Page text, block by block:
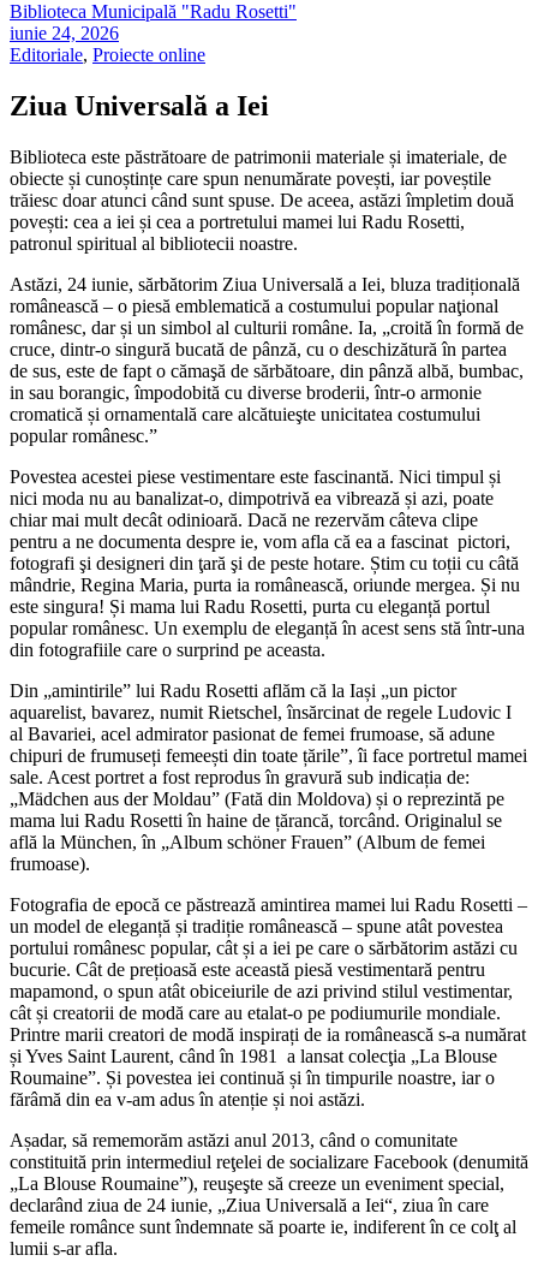
Biblioteca Municipală "Radu Rosetti"
iunie 24, 2026
Editoriale, Proiecte online
Ziua Universală a Iei
Biblioteca este păstrătoare de patrimonii materiale și imateriale, de
obiecte și cunoștințe care spun nenumărate povești, iar poveștile
trăiesc doar atunci când sunt spuse. De aceea, astăzi împletim două
povești: cea a iei și cea a portretului mamei lui Radu Rosetti,
patronul spiritual al bibliotecii noastre.
Astăzi, 24 iunie, sărbătorim Ziua Universală a Iei, bluza tradițională
românească – o piesă emblematică a costumului popular naţional
românesc, dar și un simbol al culturii române. Ia, „croită în formă de
cruce, dintr-o singură bucată de pânză, cu o deschizătură în partea
de sus, este de fapt o cămaşă de sărbătoare, din pânză albă, bumbac,
in sau borangic, împodobită cu diverse broderii, într-o armonie
cromatică și ornamentală care alcătuieşte unicitatea costumului
popular românesc.”
Povestea acestei piese vestimentare este fascinantă. Nici timpul și
nici moda nu au banalizat-o, dimpotrivă ea vibrează și azi, poate
chiar mai mult decât odinioară. Dacă ne rezervăm câteva clipe
pentru a ne documenta despre ie, vom afla că ea a fascinat pictori,
fotografi şi designeri din ţară şi de peste hotare. Știm cu toții cu câtă
mândrie, Regina Maria, purta ia românească, oriunde mergea. Și nu
este singura! Și mama lui Radu Rosetti, purta cu eleganță portul
popular românesc. Un exemplu de eleganță în acest sens stă într-una
din fotografiile care o surprind pe aceasta.
Din „amintirile” lui Radu Rosetti aflăm că la Iași „un pictor
aquarelist, bavarez, numit Rietschel, însărcinat de regele Ludovic I
al Bavariei, acel admirator pasionat de femei frumoase, să adune
chipuri de frumuseți femeești din toate țările”, îi face portretul mamei
sale. Acest portret a fost reprodus în gravură sub indicația de:
„Mädchen aus der Moldau” (Fată din Moldova) și o reprezintă pe
mama lui Radu Rosetti în haine de țărancă, torcând. Originalul se
află la München, în „Album schöner Frauen” (Album de femei
frumoase).
Fotografia de epocă ce păstrează amintirea mamei lui Radu Rosetti –
un model de eleganță și tradiție românească – spune atât povestea
portului românesc popular, cât și a iei pe care o sărbătorim astăzi cu
bucurie. Cât de prețioasă este această piesă vestimentară pentru
mapamond, o spun atât obiceiurile de azi privind stilul vestimentar,
cât și creatorii de modă care au etalat-o pe podiumurile mondiale.
Printre marii creatori de modă inspirați de ia românească s-a numărat
și Yves Saint Laurent, când în 1981 a lansat colecţia „La Blouse
Roumaine”. Și povestea iei continuă și în timpurile noastre, iar o
fărâmă din ea v-am adus în atenție și noi astăzi.
Așadar, să rememorăm astăzi anul 2013, când o comunitate
constituită prin intermediul reţelei de socializare Facebook (denumită
„La Blouse Roumaine”), reuşeşte să creeze un eveniment special,
declarând ziua de 24 iunie, „Ziua Universală a Iei“, ziua în care
femeile românce sunt îndemnate să poarte ie, indiferent în ce colţ al
lumii s-ar afla.